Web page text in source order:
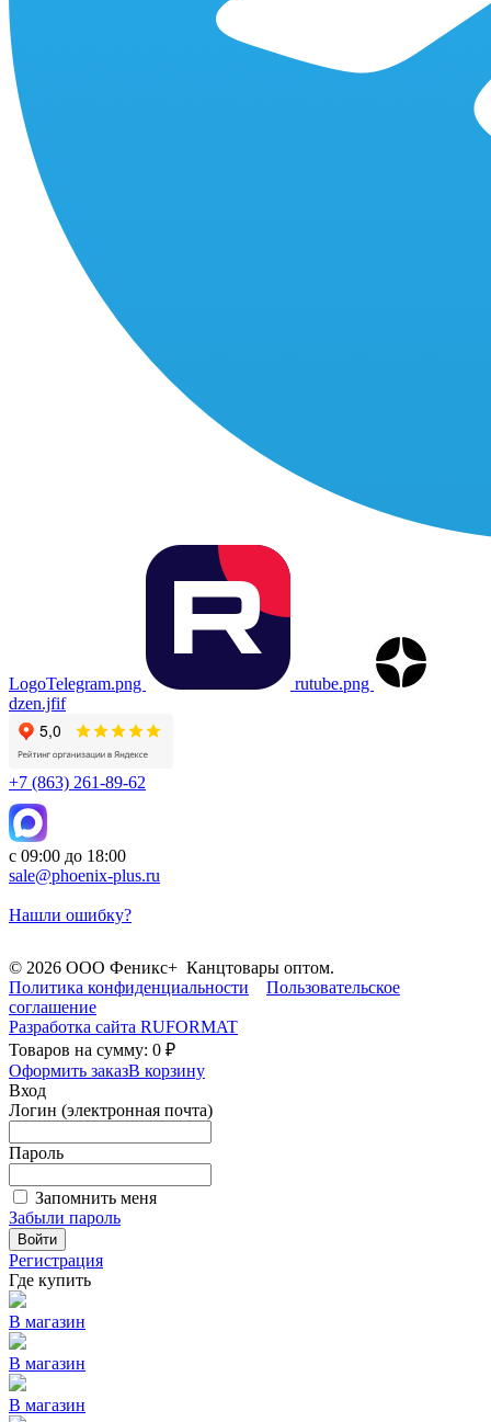
LogoTelegram.png
rutube.png
dzen.jfif
+7 (863) 261-89-62
с 09:00 до 18:00
sale@phoenix-plus.ru
Нашли ошибку?
© 2026 ООО Феникс+ Канцтовары оптом.
Политика конфиденциальности
Пользовательское
соглашение
Разработка сайта RUFORMAT
Товаров на сумму: 0 ₽
Оформить заказВ корзину
Вход
Логин (электронная почта)
Пароль
Запомнить меня
Забыли пароль
Войти
Регистрация
Где купить
В магазин
В магазин
В магазин